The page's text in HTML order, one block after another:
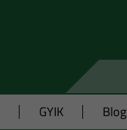
GYIK Blog